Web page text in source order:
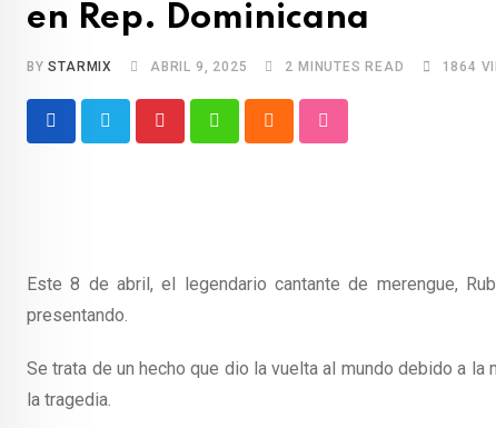
en Rep. Dominicana
BYSTARMIX ABRIL 9, 2025 2 MINUTES READ 1864
Este 8 de abril,el legendario cantante de merengue,
presentando.
Se trata de un hecho que dio la vuelta al mundo debido a
la tragedia.